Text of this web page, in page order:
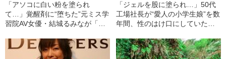
「アソコに白い粉を塗られ
て…」覚醒剤に“堕ちた”元ミス学
習院AV女優・結城るみなが「逮
た」と語るワケ《お嬢様時代の
煩悶》
「ジェルを股に塗られ…」50代
工場社長が“愛人の小学生娘”を数
年間、性のはけ口にしていた卑
性交》